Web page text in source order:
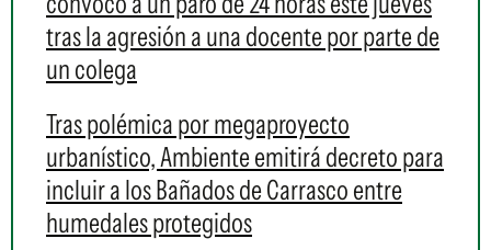
tras la agresión a una docente por parte de
un colega
Tras polémica por megaproyecto
urbanístico, Ambiente emitirá decreto para
incluir a los Bañados de Carrasco entre
humedales protegidos